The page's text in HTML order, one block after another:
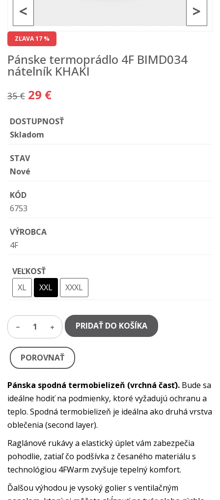
>
<
ZĽAVA 17 %
Pánske termoprádlo 4F BIMD034
nátelník KHAKI
35 € 29 €
DOSTUPNOSŤ
Skladom
STAV
Nové
KÓD
6753
VÝROBCA
4F
VEĽKOSŤ
XL
XXL XXXL
1 PRIDAŤ DO KOŠÍKA
POROVNAŤ
Pánska spodná termobielizeň (vrchná časť). Bude sa
ideálne hodiť na podmienky, ktoré vyžadujú ochranu a
teplo. Spodná termobielizeň je ideálna ako druhá vrstva
oblečenia (second layer).
Raglánové rukávy a elastický úplet vám zabezpečia
pohodlie, zatiaľ čo podšívka z česaného materiálu s
technológiou 4FWarm zvyšuje tepelný komfort.
Ďalšou výhodou je vysoký golier s ventilačným